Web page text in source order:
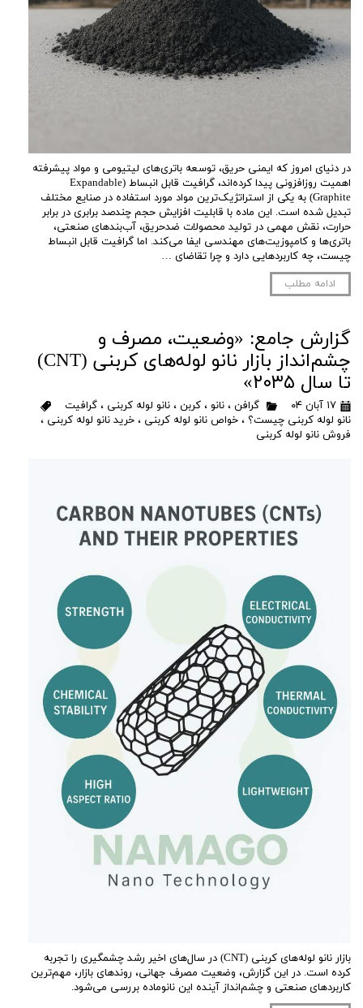
در دنیای امروز که ایمنی حریق، توسعه باتری‌های لیتیومی و مواد پیشرفته
اهمیت روزافزونی پیدا کرده‌اند، گرافیت قابل انبساط (Expandable
Graphite) به یکی از استراتژیک‌ترین مواد مورد استفاده در صنایع مختلف
تبدیل شده است. این ماده با قابلیت افزایش حجم چندصد برابری در برابر
حرارت، نقش مهمی در تولید محصولات ضدحریق، آب‌بندهای صنعتی،
باتری‌ها و کامپوزیت‌های مهندسی ایفا می‌کند. اما گرافیت قابل انبساط
چیست، چه کاربردهایی دارد و چرا تقاضای …
ادامه مطلب
گزارش جامع: «وضعیت، مصرف و
چشم‌انداز بازار نانو لوله‌های کربنی (CNT)
تا سال ۲۰۳۵»
۱۷ آبان ۰۴ گرافن ، نانو ، کربن ، نانو لوله کربنی ، گرافیت
نانو لوله کربنی چیست؟ ، خواص نانو لوله کربنی ، خرید نانو لوله کربنی ،
فروش نانو لوله کربنی
بازار نانو لوله‌های کربنی (CNT) در سال‌های اخیر رشد چشمگیری را تجربه
کرده است. در این گزارش، وضعیت مصرف جهانی، روندهای بازار، مهم‌ترین
کاربردهای صنعتی و چشم‌انداز آینده این نانوماده بررسی می‌شود.